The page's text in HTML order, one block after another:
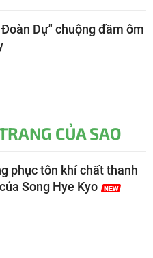
Dự" chuộng đầm ôm
CỦA SAO
phục tôn khí chất thanh
Song Hye Kyo